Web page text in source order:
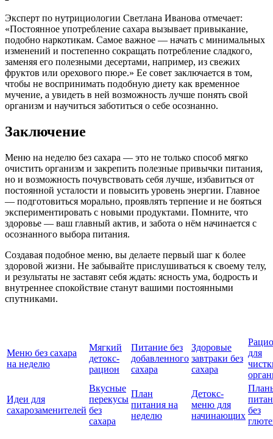
Эксперт по нутрициологии Светлана Иванова отмечает:
«Постоянное употребление сахара вызывает привыкание,
подобно наркотикам. Самое важное — начать с минимальных
изменений и постепенно сокращать потребление сладкого,
заменяя его полезными десертами, например, из свежих
фруктов или орехового пюре.» Ее совет заключается в том,
чтобы не воспринимать подобную диету как временное
мучение, а увидеть в ней возможность лучше понять свой
организм и научиться заботиться о себе осознанно.
Заключение
Меню на неделю без сахара — это не только способ мягко
очистить организм и закрепить полезные привычки питания,
но и возможность почувствовать себя лучше, избавиться от
постоянной усталости и повысить уровень энергии. Главное
— подготовиться морально, проявлять терпение и не бояться
экспериментировать с новыми продуктами. Помните, что
здоровье — ваш главный актив, и забота о нём начинается с
осознанного выбора питания.
Создавая подобное меню, вы делаете первый шаг к более
здоровой жизни. Не забывайте прислушиваться к своему телу,
и результаты не заставят себя ждать: ясность ума, бодрость и
внутреннее спокойствие станут вашими постоянными
спутниками.
Меню без сахара
на неделю
Мягкий
детокс-
рацион
Питание без
добавленного
сахара
Здоровые
завтраки без
сахара
для
Идеи для
сахарозаменителей
Вкусные
перекусы
без
сахара
План
питания на
неделю
Детокс-
меню для
начинающих
без